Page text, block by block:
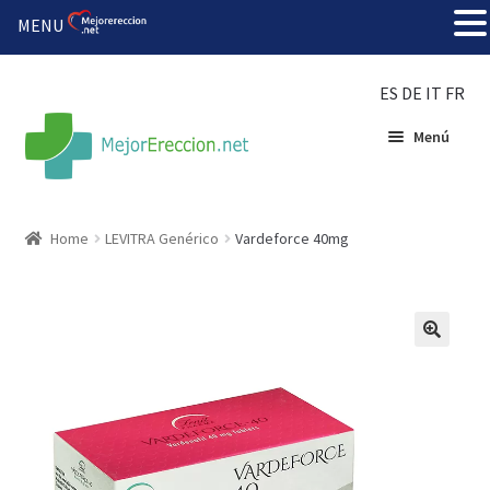
ES DE IT FR
Menú
Super amoureux
Home LEVITRA Genérico Vardeforce 40mg
MENU